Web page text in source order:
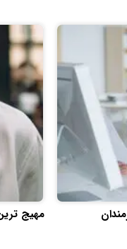
مهیج